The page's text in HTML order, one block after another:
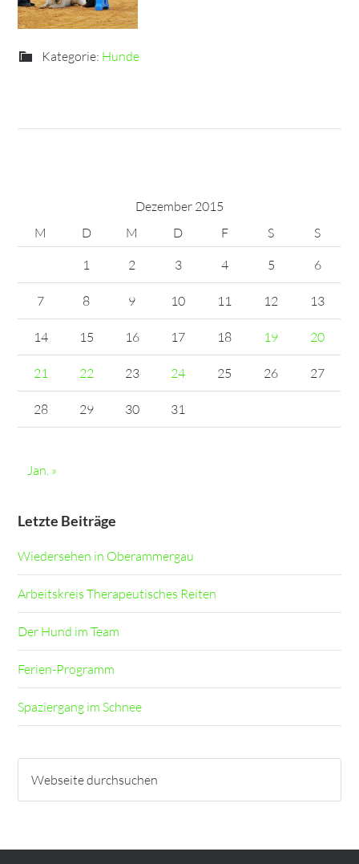
Kategorie: Hunde
Dezember 2015
M
D M D F S
S
1
2 3 4 5 6
7 8 9 10 11 12 13
14 15 16 17 18 19 20
21 22 23 24 25 26 27
28 29 30 31
Jan. »
Letzte Beiträge
Wiedersehen in Oberammergau
Arbeitskreis Therapeutisches Reiten
Der Hund im Team
Ferien-Programm
Spaziergang im Schnee